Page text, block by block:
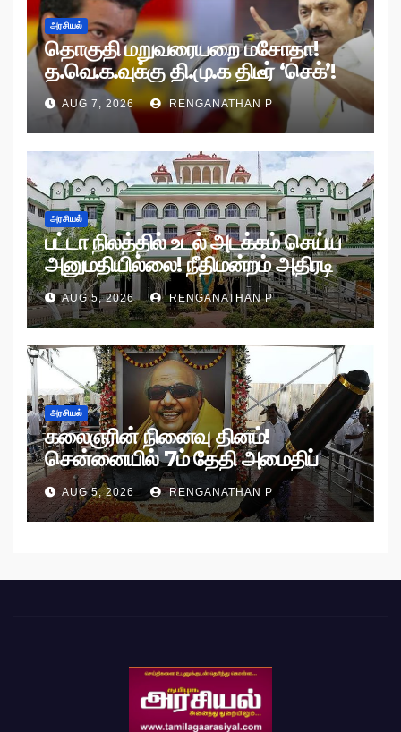
அரசியல்
தொகுதி மறுவரையறை மசோதா!
த.வெ.க.வுக்கு தி.மு.க திடீர் ‘செக்’!
AUG 7, 2026 RENGANATHAN P
அரசியல்
பட்டா நிலத்தில் உடல் அடக்கம் செய்ய
அனுமதியில்லை! நீதிமன்றம் அதிரடி
உத்தரவு!
AUG 5, 2026 RENGANATHAN P
அரசியல்
கலைஞரின் நினைவு தினம்!
சென்னையில் 7ம் தேதி அமைதிப்
பேரணி!
AUG 5, 2026 RENGANATHAN P